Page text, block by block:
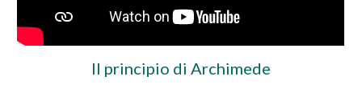
Il principio di Archimede